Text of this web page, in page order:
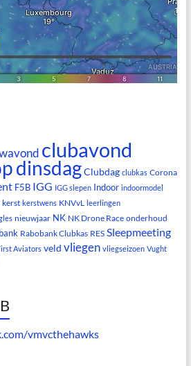
clubavond
dinsdagClubdag clubkas Corona
F5B IGG IGG slepen Indoor indoormodel
kerst kerstwens KNVvL leerlingen
nieuwjaar NK NK Drone Race onderhoud
Rabobank Clubkas RES Sleepmeeting
Aviators veld vliegen vliegseizoen Vught
vmvcthehawks